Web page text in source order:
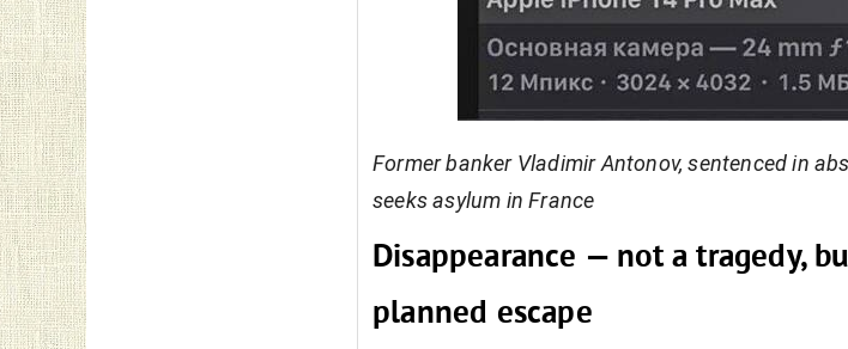
Former banker Vladimir Antonov, sentenced in
seeks asylum in France
Disappearance — not a tragedy,
planned escape